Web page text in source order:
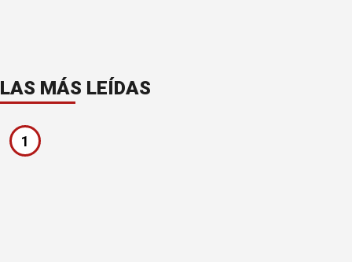
LAS MÁS LEÍDAS
1